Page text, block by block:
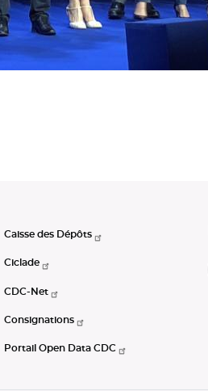
Caisse des Dépôts
Ciclade
CDC-Net
Consignations
Portail Open Data CDC